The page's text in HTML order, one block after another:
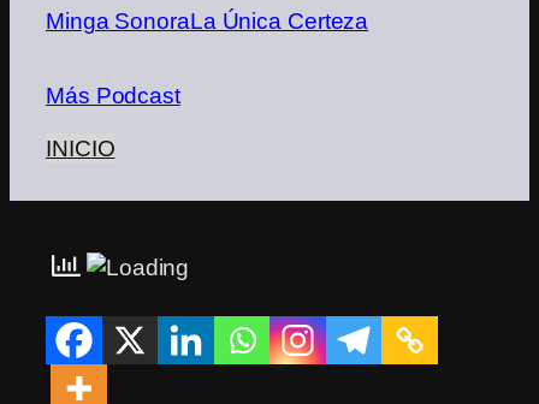
Minga SonoraLa Única Certeza
Más Podcast
INICIO